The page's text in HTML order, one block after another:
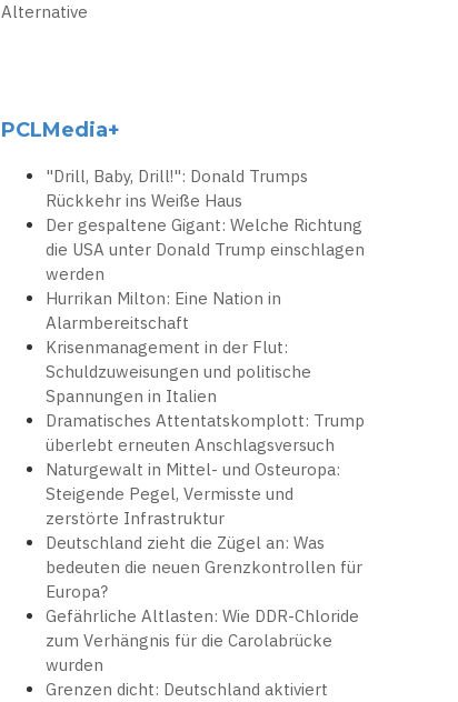
Alternative
PCLMedia+
"Drill, Baby, Drill!": Donald Trumps
Rückkehr ins Weiße Haus
Der gespaltene Gigant: Welche Richtung
die USA unter Donald Trump einschlagen
werden
Hurrikan Milton: Eine Nation in
Alarmbereitschaft
Krisenmanagement in der Flut:
Schuldzuweisungen und politische
Spannungen in Italien
Dramatisches Attentatskomplott: Trump
überlebt erneuten Anschlagsversuch
Naturgewalt in Mittel- und Osteuropa:
Steigende Pegel, Vermisste und
zerstörte Infrastruktur
Deutschland zieht die Zügel an: Was
bedeuten die neuen Grenzkontrollen für
Europa?
Gefährliche Altlasten: Wie DDR-Chloride
zum Verhängnis für die Carolabrücke
wurden
Grenzen dicht: Deutschland aktiviert